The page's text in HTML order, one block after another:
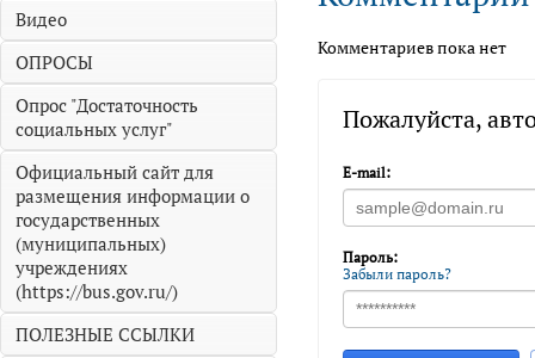
Видео
ОПРОСЫ
Опрос "Достаточность
социальных услуг"
Официальный сайт для
размещения информации о
государственных
(муниципальных)
учреждениях
(https://bus.gov.ru/)
ПОЛЕЗНЫЕ ССЫЛКИ
Комментариев пока нет
Пожалуйста,
E-mail:
Пароль:
Забыли пароль?